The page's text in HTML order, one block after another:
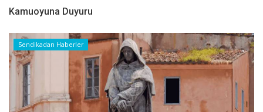
Kamuoyuna Duyuru
Sendikadan Haberler